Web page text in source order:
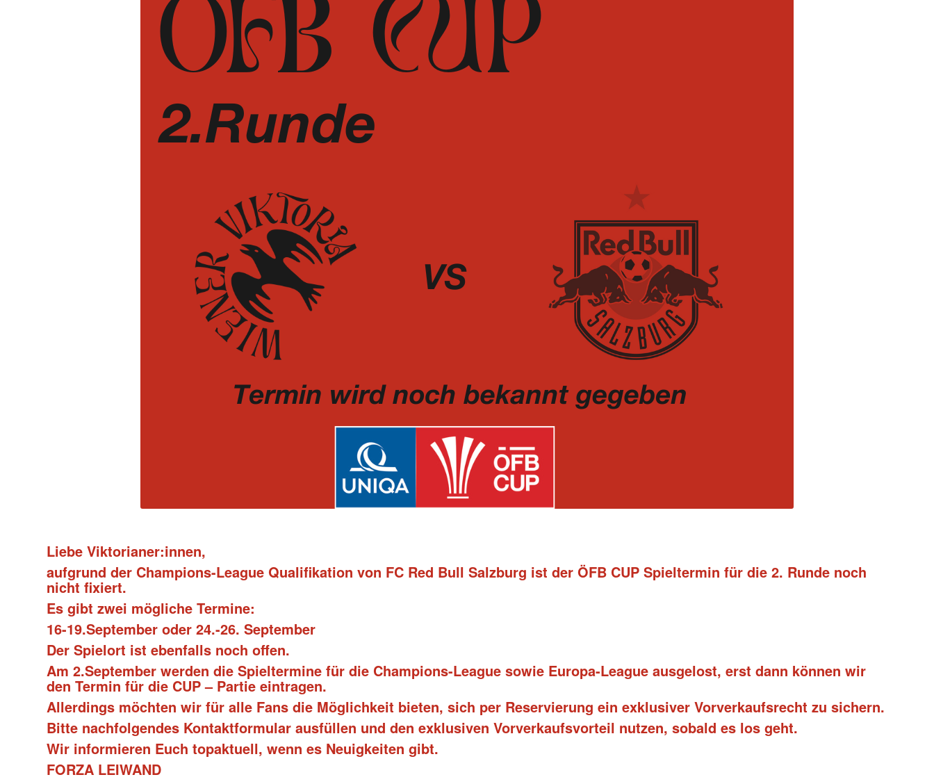
Liebe Viktorianer:innen,
aufgrund der Champions-League Qualifikation von FC Red Bull Salzburg ist der ÖFB CUP Spieltermin für die 2. Runde noch
nicht fixiert.
Es gibt zwei mögliche Termine:
16-19.September oder 24.-26. September
Der Spielort ist ebenfalls noch offen.
Am 2.September werden die Spieltermine für die Champions-League sowie Europa-League ausgelost, erst dann können wir
den Termin für die CUP – Partie eintragen.
Allerdings möchten wir für alle Fans die Möglichkeit bieten, sich per Reservierung ein exklusiver Vorverkaufsrecht zu sichern.
Bitte nachfolgendes Kontaktformular ausfüllen und den exklusiven Vorverkaufsvorteil nutzen, sobald es los geht.
Wir informieren Euch topaktuell, wenn es Neuigkeiten gibt.
FORZA LEIWAND